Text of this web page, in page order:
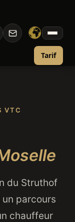
Tarif
ALSACE-
VTC
du Struthof
parcours
chauffeur